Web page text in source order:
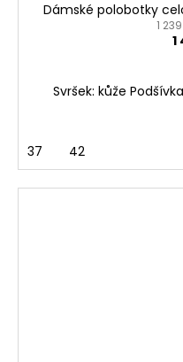
Dámské polobotky
1
1
Svršek: kůže
37 42